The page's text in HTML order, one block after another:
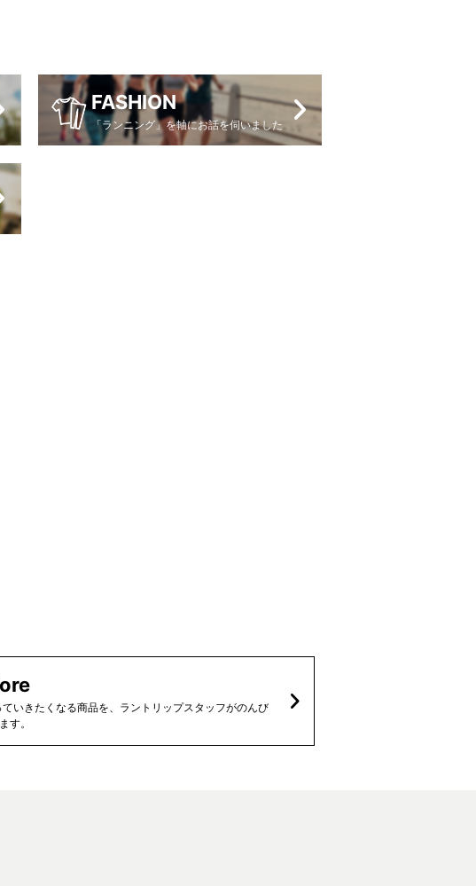
FASHION
「ランニング」を軸にお話を伺いました
いきたくなる商品を、ラントリップスタッフがのんび
す。